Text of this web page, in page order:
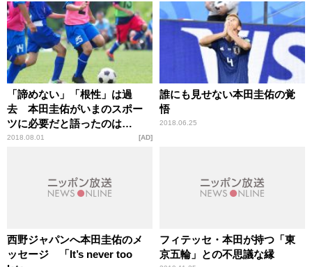
「諦めない」「根性」は過
去 本田圭佑がいまのスポー
ツに必要だと語ったのは…
2018.08.01 AD
誰にも見せない本田圭佑の覚
悟
2018.06.25
西野ジャパンへ本田圭佑のメ
ッセージ 「It’s never too
フィテッセ・本田が持つ「東
京五輪」との不思議な縁